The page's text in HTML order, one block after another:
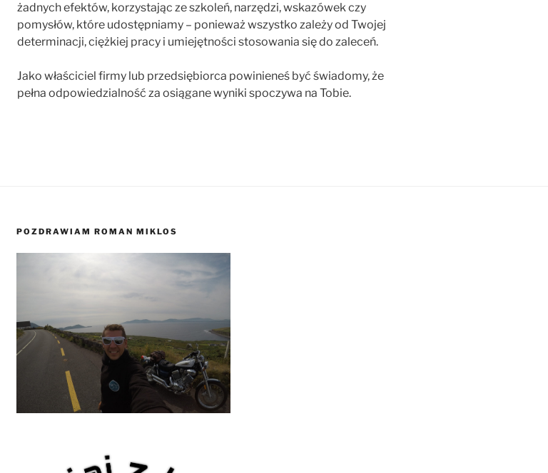
żadnych efektów, korzystając ze szkoleń, narzędzi, wskazówek czy
pomysłów, które udostępniamy – ponieważ wszystko zależy od Twojej
determinacji, ciężkiej pracy i umiejętności stosowania się do zaleceń.
Jako właściciel firmy lub przedsiębiorca powinieneś być świadomy, że
pełna odpowiedzialność za osiągane wyniki spoczywa na Tobie.
POZDRAWIAM ROMAN MIKLOS